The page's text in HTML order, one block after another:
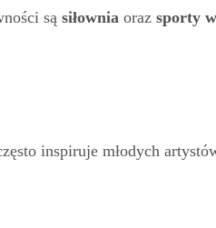
są siłownia oraz sporty
inspiruje młodych